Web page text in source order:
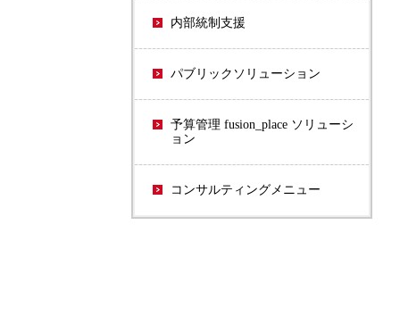
内部統制支援
パブリックソリューション
予算管理 fusion_place ソリューシ
ョン
コンサルティングメニュー